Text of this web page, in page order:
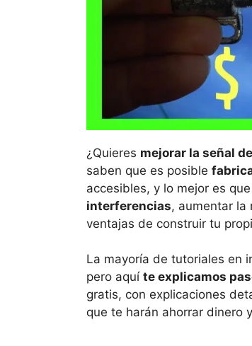
¿Quieres mejorar la señal
saben que es posible
accesibles, y lo mejor es
interferencias, aumentar la
ventajas de construir tu
La mayoría de tutoriales en
pero aquí te explicamos
gratis, con explicaciones
que te harán ahorrar dinero